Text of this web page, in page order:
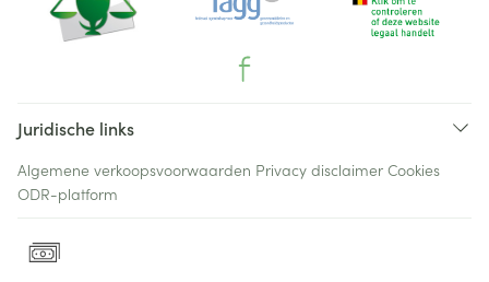
Juridische links
Algemene verkoopsvoorwaarden Privacy disclaimer Cookies
ODR-platform